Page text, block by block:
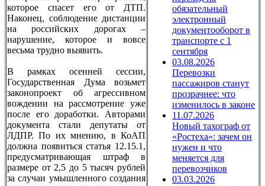
которое спасет его от ДТП.
Наконец, соблюдение дистанции
на российских дорогах –
нарушение, которое и вовсе
весьма трудно выявить.
В рамках осенней сессии,
Государственная Дума возьмет
законопроект об агрессивном
вождении на рассмотрение уже
после его доработки. Авторами
документа стали депутаты от
ЛДПР. По их мнению, в КоАП
должна появиться статья 12.15.1,
предусматривающая штраф в
размере от 2,5 до 5 тысяч рублей
за случаи умышленного создания
обязательный
электронный
документооборот в
транспорте с 1
сентября
03.08.2026
Перевозки
пассажиров станут
прозрачнее: что
изменилось в законе
11.07.2026
Новый тахограф от
«Ростеха»: зачем он
нужен и что
меняется для
перевозчиков
03.03.2026